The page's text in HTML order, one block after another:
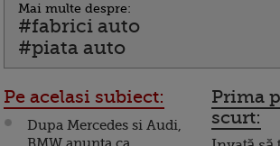
Mai multe despre:
#fabrici auto
#piata auto
Pe acelasi subiect:
Dupa Mercedes si Audi,
Prima
scurt: